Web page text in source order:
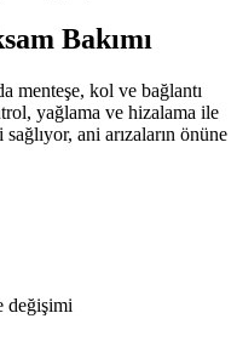
Bakımı
menteşe, kol ve bağlantı
yağlama ve hizalama ile
ani arızaların önüne
değişimi